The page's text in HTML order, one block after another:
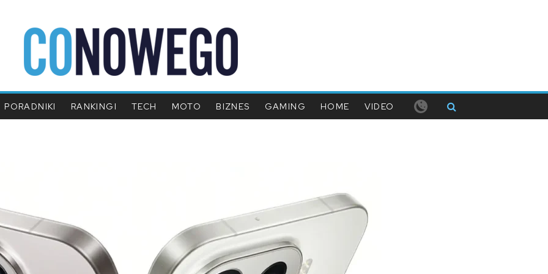
PORADNIKI RANKINGI TECH MOTO BIZNES GAMING HOME VIDEO